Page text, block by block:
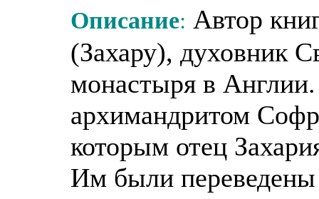
Описание: Автор
(Захару), духовник
монастыря в
архимандритом
которым отец
Им были